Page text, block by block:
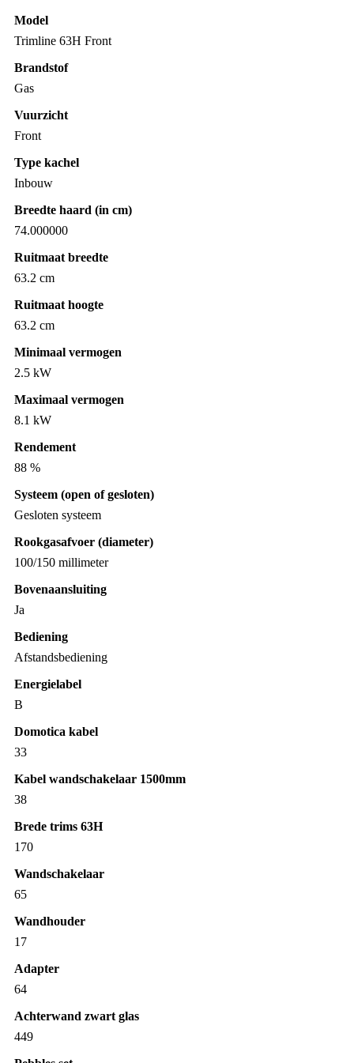
Model
Trimline 63H Front
Brandstof
Gas
Vuurzicht
Front
Type kachel
Inbouw
Breedte haard (in cm)
74.000000
Ruitmaat breedte
63.2 cm
Ruitmaat hoogte
63.2 cm
Minimaal vermogen
2.5 kW
Maximaal vermogen
8.1 kW
Rendement
88 %
Systeem (open of gesloten)
Gesloten systeem
Rookgasafvoer (diameter)
100/150 millimeter
Bovenaansluiting
Ja
Bediening
Afstandsbediening
Energielabel
B
Domotica kabel
33
Kabel wandschakelaar 1500mm
38
Brede trims 63H
170
Wandschakelaar
65
Wandhouder
17
Adapter
64
Achterwand zwart glas
449